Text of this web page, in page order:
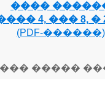
����
4, ��� 8, � 2,
(PDF-������)
�����